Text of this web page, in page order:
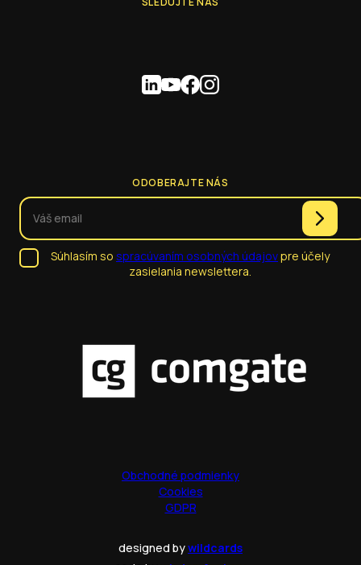
ODOBERAJTE NÁS
Súhlasím so spracúvaním osobných údajovpre účely
zasielania newslettera.
Obchodné podmienky
Cookies
GDPR
designed bywildcards